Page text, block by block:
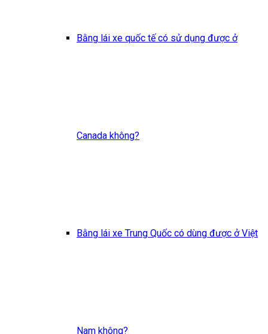
Bằng lái xe quốc tế có sử dụng được ở
Canada không?
Bằng lái xe Trung Quốc có dùng được ở Việt
Nam không?